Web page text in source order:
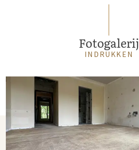
Fotogalerij
INDRUKKEN